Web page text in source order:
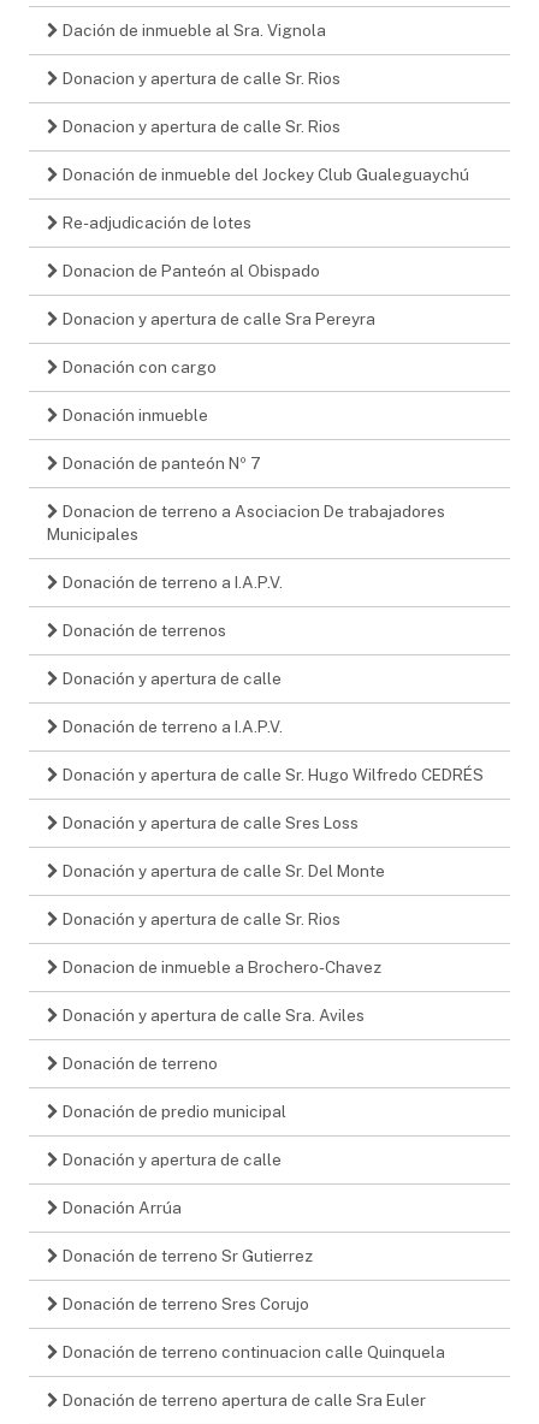
Dación de inmueble al Sra. Vignola
Donacion y apertura de calle Sr. Rios
Donacion y apertura de calle Sr. Rios
Donación de inmueble del Jockey Club Gualeguaychú
Re-adjudicación de lotes
Donacion de Panteón al Obispado
Donacion y apertura de calle Sra Pereyra
Donación con cargo
Donación inmueble
Donación de panteón Nº 7
Donacion de terreno a Asociacion De trabajadores
Municipales
Donación de terreno a I.A.P.V.
Donación de terrenos
Donación y apertura de calle
Donación de terreno a I.A.P.V.
Donación y apertura de calle Sr. Hugo Wilfredo CEDRÉS
Donación y apertura de calle Sres Loss
Donación y apertura de calle Sr. Del Monte
Donación y apertura de calle Sr. Rios
Donacion de inmueble a Brochero-Chavez
Donación y apertura de calle Sra. Aviles
Donación de terreno
Donación de predio municipal
Donación y apertura de calle
Donación Arrúa
Donación de terreno Sr Gutierrez
Donación de terreno Sres Corujo
Donación de terreno continuacion calle Quinquela
Donación de terreno apertura de calle Sra Euler